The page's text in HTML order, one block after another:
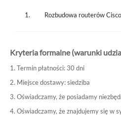
1. Rozbudowa routerów
Kryteria formalne (warunki
1. Termin płatności: 30 dni
2. Miejsce dostawy: siedziba
3. Oświadczamy, że posiadamy
4. Oświadczamy, że znajdujemy się w